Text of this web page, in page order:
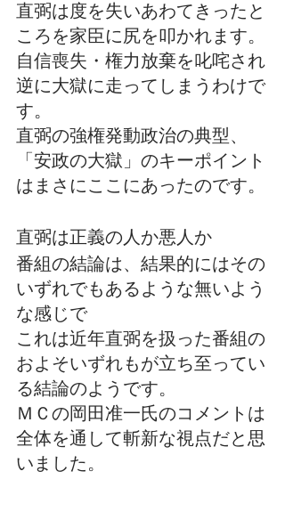
直弼は度を失いあわてきったと
ころを家臣に尻を叩かれます。
自信喪失・権力放棄を叱咤され
逆に大獄に走ってしまうわけで
す。
直弼の強権発動政治の典型、
「安政の大獄」のキーポイント
はまさにここにあったのです。
直弼は正義の人か悪人か
番組の結論は、結果的にはその
いずれでもあるような無いよう
な感じで
これは近年直弼を扱った番組の
およそいずれもが立ち至ってい
る結論のようです。
ＭＣの岡田准一氏のコメントは
全体を通して斬新な視点だと思
いました。